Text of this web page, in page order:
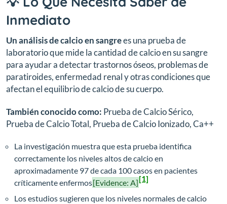
Inmediato
Un análisis de calcio en sangrees una prueba de
laboratorio que mide la cantidad de calcio en su sangre
para ayudar a detectar trastornos óseos, problemas de
paratiroides, enfermedad renal y otras condiciones que
afectan el equilibrio de calcio de su cuerpo.
También conocido como: Prueba de Calcio Sérico,
Prueba de Calcio Total, Prueba de Calcio Ionizado, Ca++
La investigación muestra que esta prueba identifica
correctamente los niveles altos de calcio en
aproximadamente 97 de cada 100 casos en pacientes
críticamente enfermos[Evidence: A][1]
Los estudios sugieren que los niveles normales de calcio